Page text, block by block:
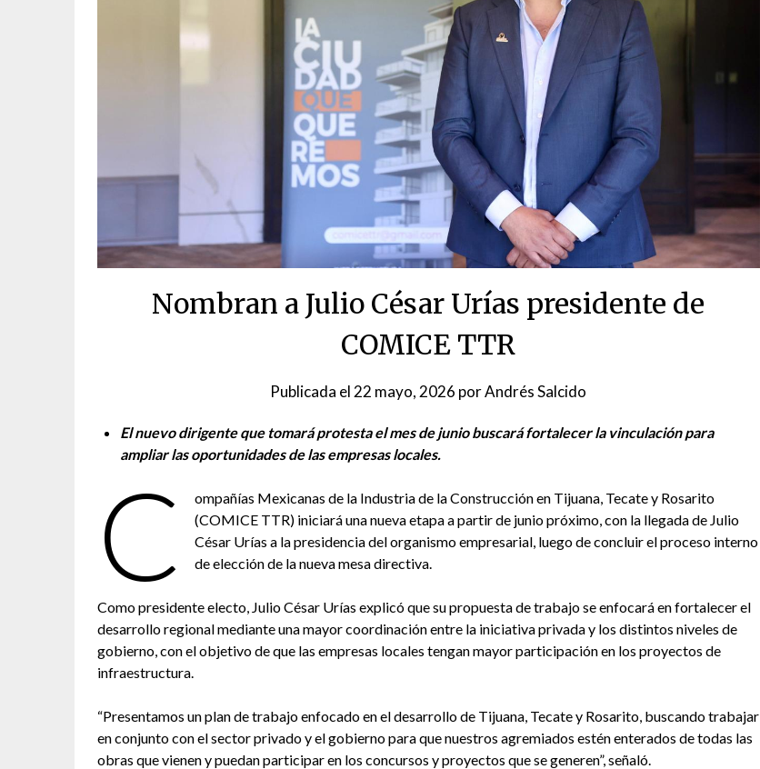
Nombran a Julio César Urías presidente de
COMICE TTR
Publicada el 22 mayo, 2026 porAndrés Salcido
El nuevo dirigente que tomará protesta el mes de junio buscará fortalecer la vinculación para
ampliar las oportunidades de las empresas locales.
C
ompañías Mexicanas de la Industria de la Construcción en Tijuana, Tecate y Rosarito
(COMICE TTR) iniciará una nueva etapa a partir de junio próximo, con la llegada de Julio
César Urías a la presidencia del organismo empresarial, luego de concluir el proceso interno
de elección de la nueva mesa directiva.
Como presidente electo, Julio César Urías explicó que su propuesta de trabajo se enfocará en fortalecer el
desarrollo regional mediante una mayor coordinación entre la iniciativa privada y los distintos niveles de
gobierno, con el objetivo de que las empresas locales tengan mayor participación en los proyectos de
infraestructura.
“Presentamos un plan de trabajo enfocado en el desarrollo de Tijuana, Tecate y Rosarito, buscando trabajar
en conjunto con el sector privado y el gobierno para que nuestros agremiados estén enterados de todas las
obras que vienen y puedan participar en los concursos y proyectos que se generen”, señaló.